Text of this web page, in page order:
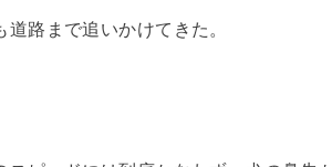
道路まで追いかけてきた。